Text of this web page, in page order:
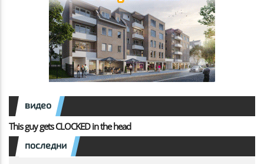
видео
This guy gets CLOCKED in the head
последни